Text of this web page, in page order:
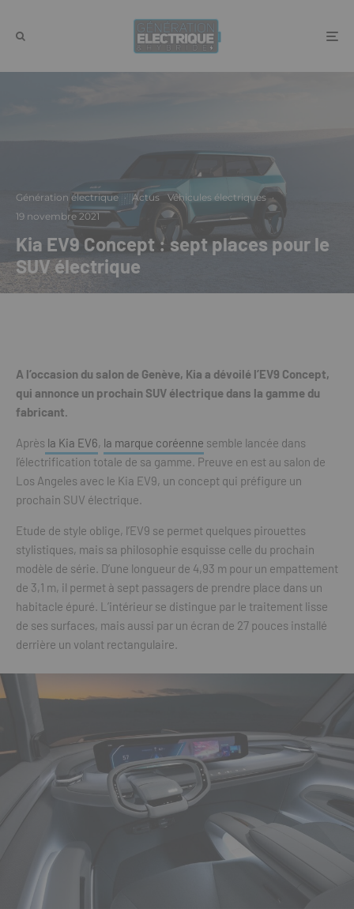
Génération électrique · Actus Véhicules électriques ·
19 novembre 2021
Kia EV9 Concept : sept places pour le
SUV électrique
A l’occasion du salon de Genève, Kia a dévoilé l’EV9 Concept,
qui annonce un prochain SUV électrique dans la gamme du
fabricant.
Après la Kia EV6, la marque coréenne semble lancée dans
l’électrification totale de sa gamme. Preuve en est au salon de
Los Angeles avec le Kia EV9, un concept qui préfigure un
prochain SUV électrique.
Etude de style oblige, l’EV9 se permet quelques pirouettes
stylistiques, mais sa philosophie esquisse celle du prochain
modèle de série. D’une longueur de 4,93 m pour un empattement
de 3,1 m, il permet à sept passagers de prendre place dans un
habitacle épuré. L’intérieur se distingue par le traitement lisse
de ses surfaces, mais aussi par un écran de 27 pouces installé
derrière un volant rectangulaire.